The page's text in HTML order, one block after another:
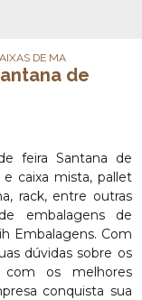
SOB MEDIDA
DE MADEIRA DE
de
feira Santana de
e caixa mista, pallet
rack, entre outras
embalagens de
Embalagens. Com
dúvidas sobre os
os melhores
conquista sua